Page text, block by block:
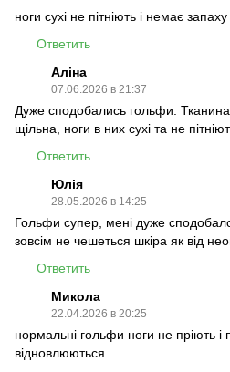
ноги сухі не пітніють і немає
Ответить
Аліна
07.06.2026 в 21:37
Дуже сподобались гольфи.
щільна, ноги в них сухі та не
Ответить
Юлія
28.05.2026 в 14:25
Гольфи супер, мені дуже
зовсім не чешеться шкіра як від
Ответить
Микола
22.04.2026 в 20:25
нормальні гольфи ноги не пріють
відновлюються